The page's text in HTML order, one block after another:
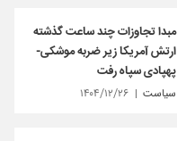
مبدا تجاوزات چند ساعت گذشته
ارتش آمریکا زیر ضربه موشکی-
پهپادی سپاه رفت
سیاست ۱۴۰۴/۱۲/۲۶